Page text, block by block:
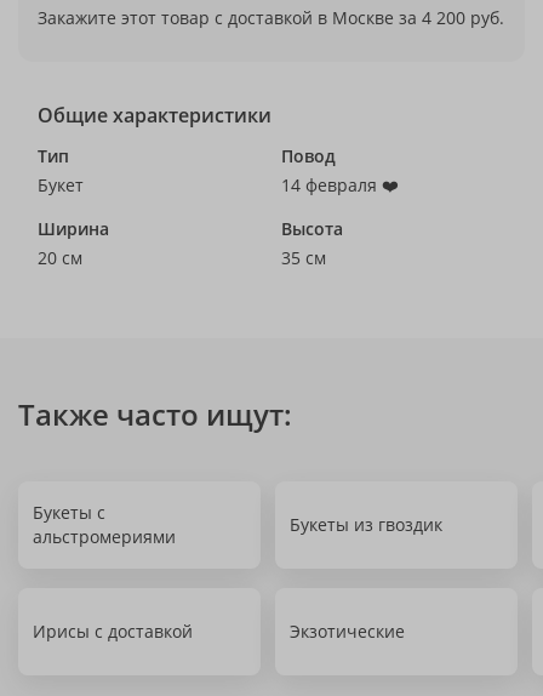
Закажите этот товар с доставкой в Москве за 4 200 руб.
Общие характеристики
Тип
Букет
Повод
14 февраля ❤️
Ширина
20 см
Высота
35 см
Также часто ищут:
Букеты с
альстромериями
Букеты из гвоздик
Ирисы с доставкой Экзотические